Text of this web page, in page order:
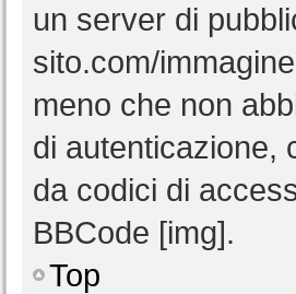
un server di
sito.com/
meno che non
di autenticazione,
da codici di
BBCode [img].
Top